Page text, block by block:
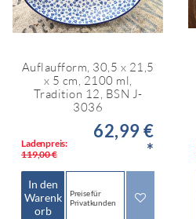
Auflaufform, 30,5 x 21,5
x 5 cm, 2100 ml,
Tradition 12, BSN J-
3036
Ladenpreis:
119,00 €
62,99 €
*
In den
Warenk
orb
Preise für
Privatkunden